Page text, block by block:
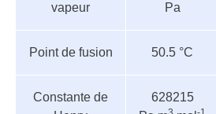
vapeur
Pa
Point de fusion 50.5 °C
Constante de
628215